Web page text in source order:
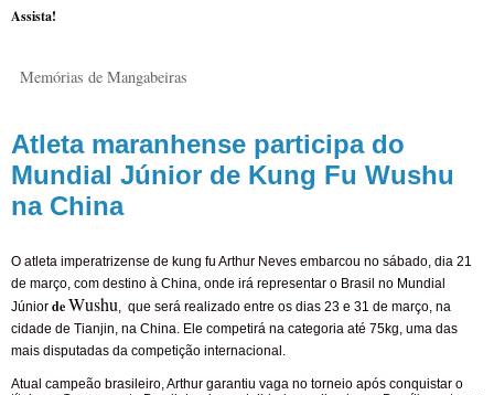
Assista!
Memórias de Mangabeiras
Atleta maranhense participa do
Mundial Júnior de Kung Fu Wushu
na China
O atleta imperatrizense de kung fu Arthur Neves embarcou no sábado, dia 21
de março, com destino à China, onde irá representar o Brasil no Mundial
Júnior deWushu
que será realizado entre os dias 23 e 31 de março, na
cidade de Tianjin, na China. Ele competirá na categoria até 75kg, uma das
mais disputadas da competição internacional.
Atual campeão brasileiro, Arthur garantiu vaga no torneio após conquistar o